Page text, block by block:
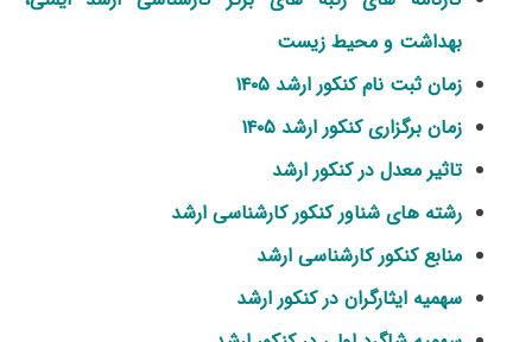
بهداشت و محیط زیست
زمان ثبت نام کنکور ارشد ۱۴۰۵
زمان برگزاری کنکور ارشد ۱۴۰۵
تاثیر معدل در کنکور ارشد
رشته های شناور کنکور کارشناسی ارشد
منابع کنکور کارشناسی ارشد
سهمیه ایثارگران در کنکور ارشد